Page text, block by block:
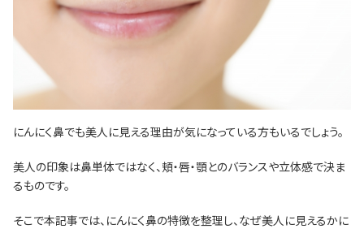
にんにく鼻でも美人に見える理由が気になっている方もいるでしょう。
美人の印象は鼻単体ではなく、頬・唇・顎とのバランスや立体感で決ま
るものです。
そこで本記事では、にんにく鼻の特徴を整理し、なぜ美人に見えるかに